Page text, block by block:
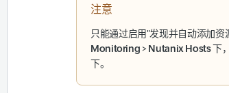
注意
只能通过启用"发现并自动添加
Monitoring >Nutanix Hosts下
下。